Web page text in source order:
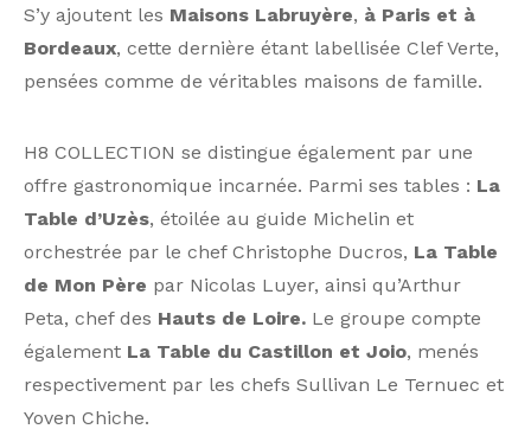
S’y ajoutent les Maisons Labruyère, à Paris et à
Bordeaux, cette dernière étant labellisée Clef Verte,
pensées comme de véritables maisons de famille.
H8 COLLECTION se distingue également par une
offre gastronomique incarnée. Parmi ses tables : La
Table d’Uzès, étoilée au guide Michelin et
orchestrée par le chef Christophe Ducros, La Table
de Mon Père par Nicolas Luyer, ainsi qu’Arthur
Peta, chef des Hauts de Loire. Le groupe compte
également La Table du Castillon et Joio, menés
respectivement par les chefs Sullivan Le Ternuec et
Yoven Chiche.